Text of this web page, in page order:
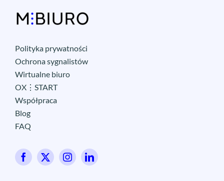
Polityka prywatności
Ochrona sygnalistów
Wirtualne biuro
OX⋮START
Współpraca
Blog
FAQ